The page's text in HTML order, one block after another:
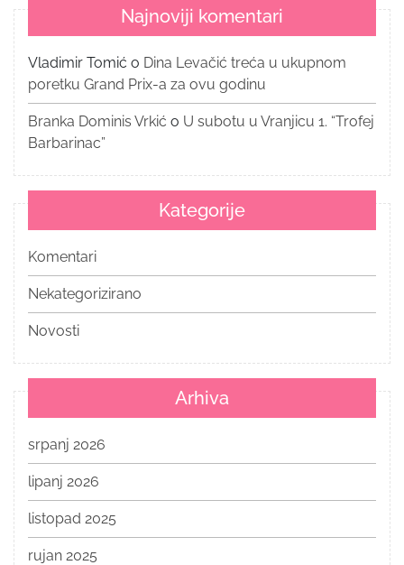
Najnoviji komentari
Vladimir Tomić o Dina Levačić treća u ukupnom
poretku Grand Prix-a za ovu godinu
Branka Dominis Vrkić o U subotu u Vranjicu 1. “Trofej
Barbarinac”
Kategorije
Komentari
Nekategorizirano
Novosti
Arhiva
srpanj 2026
lipanj 2026
listopad 2025
rujan 2025